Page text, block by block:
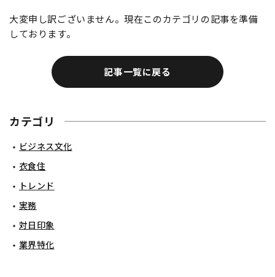
大変申し訳ございません。現在このカテゴリの記事を準備
しております。
記事一覧に戻る
カテゴリ
ビジネス文化
衣食住
トレンド
実務
対日印象
業界特化